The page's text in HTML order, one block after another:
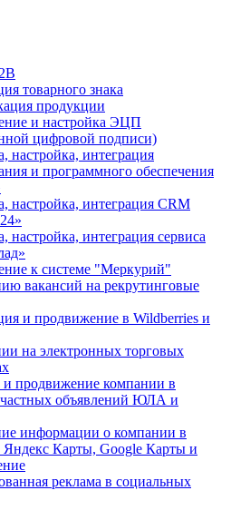
товарного знака
продукции
и настройка ЭЦП
цифровой подписи)
настройка, интеграция
и программного обеспечения
настройка, интеграция CRM
настройка, интеграция сервиса
к системе "Меркурий"
вакансий на рекрутинговые
и продвижение в Wildberries и
на электронных торговых
и продвижение компании в
частных объявлений ЮЛА и
информации о компании в
Яндекс Карты, Google Карты и
реклама в социальных